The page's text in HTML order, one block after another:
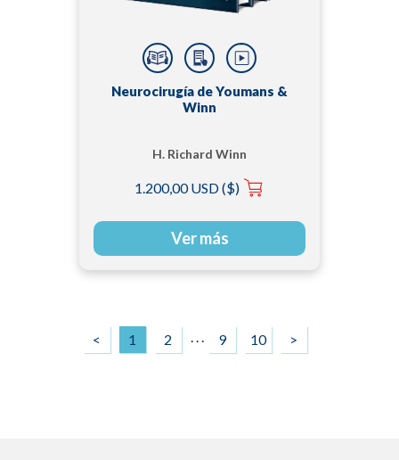
Neurocirugía de Youmans &
Winn
H. Richard Winn
1.200,00 USD ($)
Ver más
< 1 2 . . . 9 10 >